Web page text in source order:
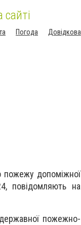
Погода
Довідкова
пожежу допоміжної
повідомляють на
пожежно-